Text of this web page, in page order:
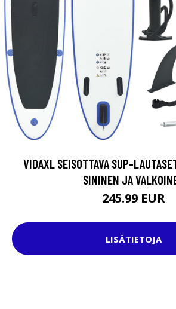
VIDAXL SEISOTTAVA SUP-
SININEN JA
245.99 EUR
LISÄTIETOJA